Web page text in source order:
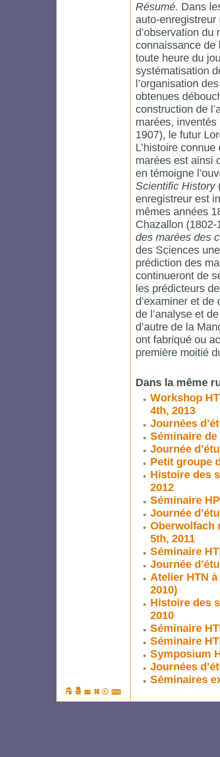
Résumé. Dans
auto-
d’observation
connaissance de
toute heure du
systématisation
l’organisation
obtenues
construction de
marées,
1907), le futur
L’histoire
marées est ainsi
en témoigne
Scientific History
enregistreur est
mêmes années
Chazallon
des marées des
des Sciences
prédiction des
continueront de
les prédicteurs
d’examiner et
de l’analyse et
d’autre de la
ont fabriqué ou
première moitié
Dans la même
Workshop
4th, 2013
Journées
Séminaire de
Journée
Petit groupe
Histoire des
2012
Séminaire
Journée
Oberwolfach
5th, 2011
Séminaire
Journée
Atelier HTN à
2010)
Histoire des
2010
Séminaire
Séminaire
Symposium
Journées
Séminaires